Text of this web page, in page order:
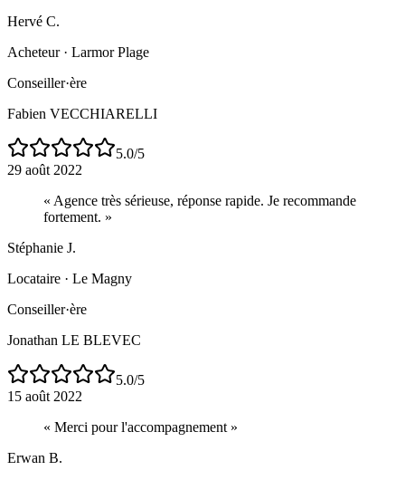
Hervé C.
Acheteur· Larmor Plage
Conseiller·ère
Fabien VECCHIARELLI
5.0/5
29 août 2022
« Agence très sérieuse, réponse rapide. Je recommande
fortement. »
Stéphanie J.
Locataire · Le Magny
Conseiller·ère
Jonathan LE BLEVEC
5.0/5
15 août 2022
« Merci pour l'accompagnement »
Erwan B.